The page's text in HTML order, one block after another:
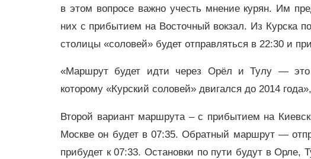
в этом вопросе важно учесть мнение курян. Им
них с прибытием на Восточный вокзал. Из Курска
столицы «соловей» будет отправляться в 22:30 и
«Маршрут будет идти через Орёл и Тулу — это
которому «Курский соловей» двигался до 2014
Второй вариант маршрута – с прибытием на
Москве он будет в 07:35. Обратный маршрут —
прибудет к 07:33. Остановки по пути будут в